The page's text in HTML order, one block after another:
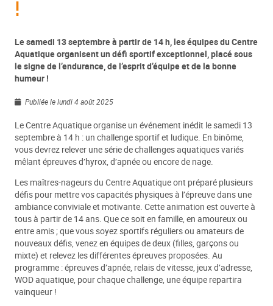
!
Le samedi 13 septembre à partir de 14 h, les équipes du Centre
Aquatique organisent un défi sportif exceptionnel, placé sous
le signe de l’endurance, de l’esprit d’équipe et de la bonne
humeur !
Publiée le lundi 4 août 2025
Le Centre Aquatique organise un événement inédit le samedi 13
septembre à 14 h : un challenge sportif et ludique. En binôme,
vous devrez relever une série de challenges aquatiques variés
mêlant épreuves d’hyrox, d’apnée ou encore de nage.
Les maîtres-nageurs du Centre Aquatique ont préparé plusieurs
défis pour mettre vos capacités physiques à l’épreuve dans une
ambiance conviviale et motivante. Cette animation est ouverte à
tous à partir de 14 ans. Que ce soit en famille, en amoureux ou
entre amis ; que vous soyez sportifs réguliers ou amateurs de
nouveaux défis, venez en équipes de deux (filles, garçons ou
mixte) et relevez les différentes épreuves proposées. Au
programme : épreuves d’apnée, relais de vitesse, jeux d’adresse,
WOD aquatique, pour chaque challenge, une équipe repartira
vainqueur !